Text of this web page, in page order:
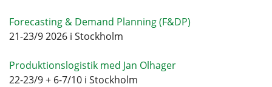
Forecasting & Demand Planning (F&DP)
21-23/9 2026 i Stockholm
Produktionslogistik med Jan Olhager
22-23/9 + 6-7/10 i Stockholm